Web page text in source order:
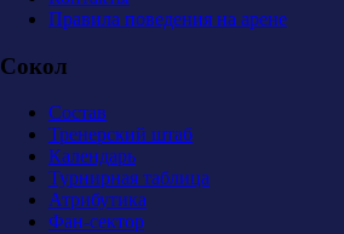
Правила поведения на арене
Сокол
Состав
Тренерский штаб
Календарь
Турнирная таблица
Атрибутика
Фан-сектор